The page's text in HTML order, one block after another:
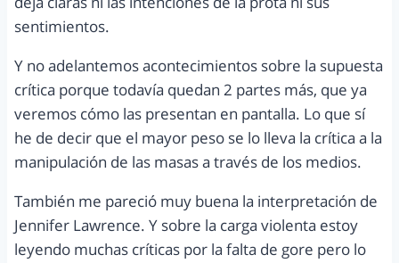
sentimientos.
Y no adelantemos acontecimientos sobre la supuesta
crítica porque todavía quedan 2 partes más, que ya
veremos cómo las presentan en pantalla. Lo que sí
he de decir que el mayor peso se lo lleva la crítica a la
manipulación de las masas a través de los medios.
También me pareció muy buena la interpretación de
Jennifer Lawrence. Y sobre la carga violenta estoy
leyendo muchas críticas por la falta de gore pero lo